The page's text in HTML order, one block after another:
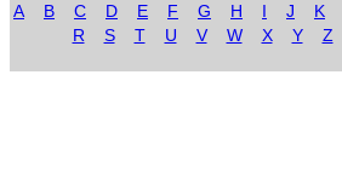
A B C D E F G H I J K
R
S T U V W X Y Z